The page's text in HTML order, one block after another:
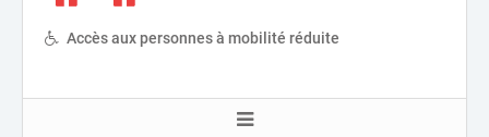
Accès aux personnes à mobilité réduite